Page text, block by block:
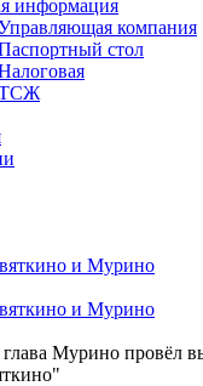
информация
компания
стол
и Мурино
и Мурино
Мурино провёл